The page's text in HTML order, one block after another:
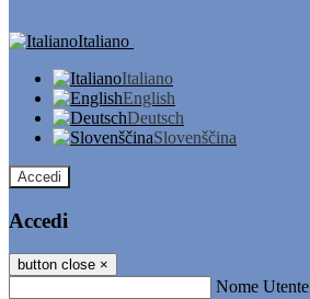
Italiano
Italiano
English
Deutsch
Slovenščina
Accedi
Accedi
button close ×
Nome Utente